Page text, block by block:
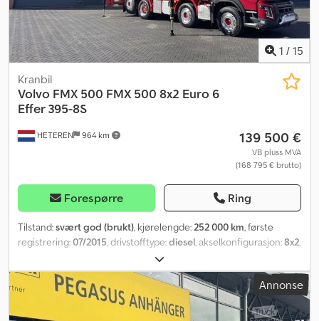
1 / 15
HETEREN 964 km
Kranbil
Volvo FMX 500 FMX 500 8x2 Euro 6
Effer 395-8S
139 500 €
VB pluss MVA
(168 795 € brutto)
Forespørre Ring
Tilstand:svært god (brukt), kjørelengde:252 000 km, første
registrering:07/2015, drivstofftype:diesel, akselkonfigurasjon:8x2,
motorbremsing
sovehytte, girtype:automatisk, utslippsklasse:Euro 6, fjæring:luft,
lasteromslengde:6 100 mm , Byggeår:2015, driftstimer: 2 708 h,
ABS, aircondition, cruise control, elektrisk justerbart
speil, elektrisk vindusregulering, kran, navigasjonssystem,
Annonse